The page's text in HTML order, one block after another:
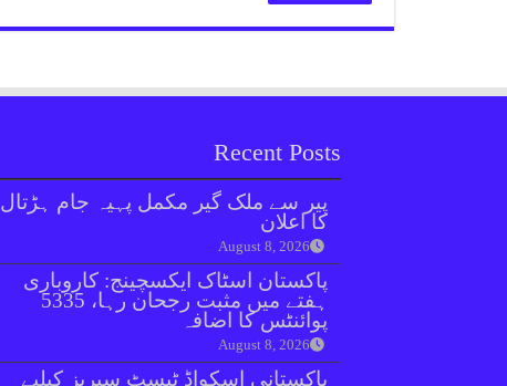
Recent Posts
پیر سے ملک گیر مکمل پہیہ جام ہڑتال
کا اعلان
August 8, 2026
پاکستان اسٹاک ایکسچینج: کاروباری
ہفتے میں مثبت رجحان رہا، 5335
پوائنٹس کا اضافہ
August 8, 2026
پاکستانی اسکواڈ ٹیسٹ سیریز کیلیے